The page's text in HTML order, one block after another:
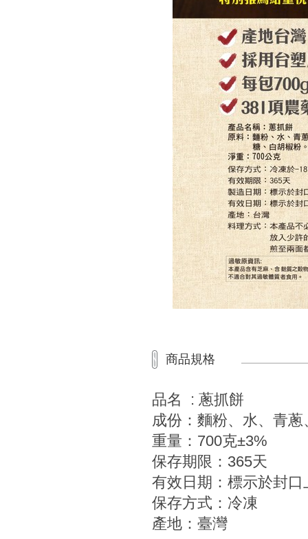
商品規格
品名 : 蔥抓餅
成份：麵粉、水、青
重量：700克±3%
保存期限：365天
有效日期：標示於封口
保存方式：冷凍
產地：臺灣